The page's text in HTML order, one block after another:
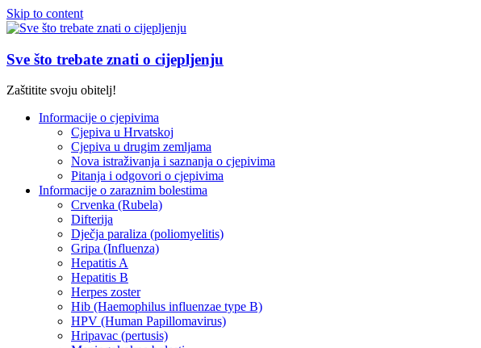
Skip to content
Sve što trebate znati o cijepljenju
Zaštitite svoju obitelj!
Informacije o cjepivima
Cjepiva u Hrvatskoj
Cjepiva u drugim zemljama
Nova istraživanja i saznanja o cjepivima
Pitanja i odgovori o cjepivima
Informacije o zaraznim bolestima
Crvenka (Rubela)
Difterija
Dječja paraliza (poliomyelitis)
Gripa (Influenza)
Hepatitis A
Hepatitis B
Herpes zoster
Hib (Haemophilus influenzae type B)
HPV (Human Papillomavirus)
Hripavac (pertusis)